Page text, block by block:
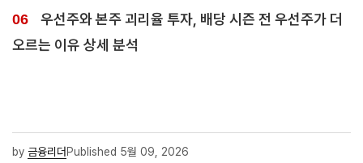
우선주와 본주 괴리율 투자, 배당 시즌 전 우선주가 더
오르는 이유 상세 분석
by 금융리더 Published 5월 09, 2026